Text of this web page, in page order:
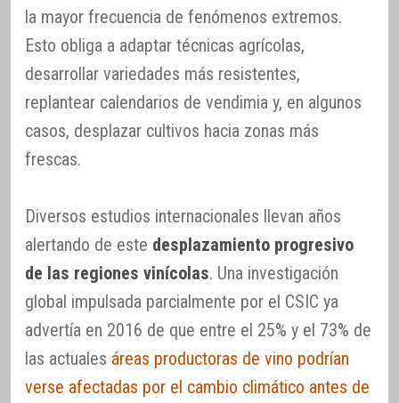
la mayor frecuencia de fenómenos extremos.
Esto obliga a adaptar técnicas agrícolas,
desarrollar variedades más resistentes,
replantear calendarios de vendimia y, en algunos
casos, desplazar cultivos hacia zonas más
frescas.
Diversos estudios internacionales llevan años
alertando de este desplazamiento progresivo
de las regiones vinícolas. Una investigación
global impulsada parcialmente por el CSIC ya
advertía en 2016 de que entre el 25% y el 73% de
las actuales áreas productoras de vino podrían
verse afectadas por el cambio climático antes de